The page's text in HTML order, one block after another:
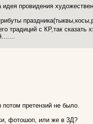
провидения
традиций с КР,так сказать
потом претензий не было.
фотошоп, или же в 3Д?